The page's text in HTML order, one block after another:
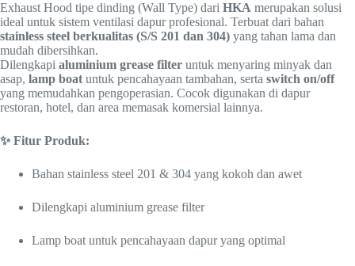
Exhaust Hood tipe dinding (Wall Type) dari HKA merupakan solusi
ideal untuk sistem ventilasi dapur profesional. Terbuat dari bahan
stainless steel berkualitas (S/S 201 dan 304) yang tahan lama dan
mudah dibersihkan.
Dilengkapi aluminium grease filter untuk menyaring minyak dan
asap, lamp boat untuk pencahayaan tambahan, serta switch on/off
yang memudahkan pengoperasian. Cocok digunakan di dapur
restoran, hotel, dan area memasak komersial lainnya.
✨ Fitur Produk:
Bahan stainless steel 201 & 304 yang kokoh dan awet
Dilengkapi aluminium grease filter
Lamp boat untuk pencahayaan dapur yang optimal